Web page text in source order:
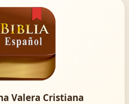
Valera Cristiana